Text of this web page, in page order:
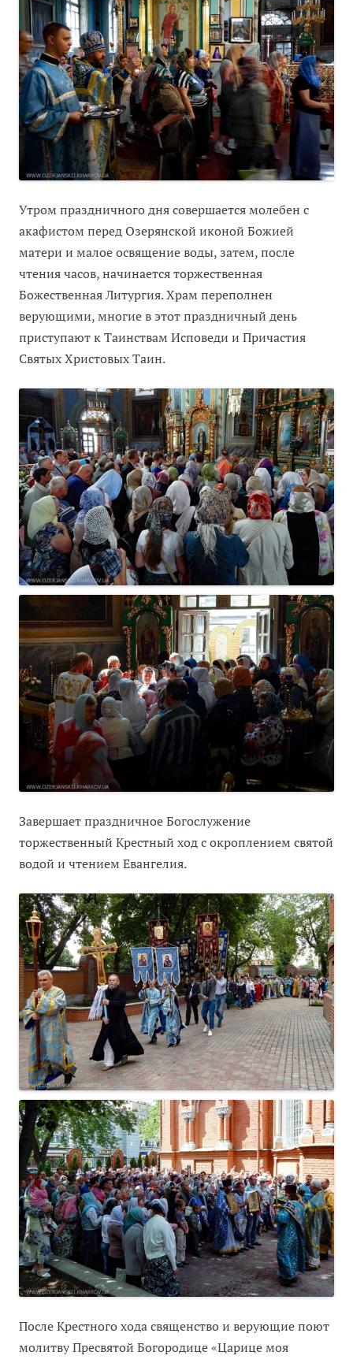
Утром праздничного дня совершается молебен с
акафистом перед Озерянской иконой Божией
матери и малое освящение воды, затем, после
чтения часов, начинается торжественная
Божественная Литургия. Храм переполнен
верующими, многие в этот праздничный день
приступают к Таинствам Исповеди и Причастия
Святых Христовых Таин.
Завершает праздничное Богослужение
торжественный Крестный ход с окроплением святой
водой и чтением Евангелия.
После Крестного хода священство и верующие поют
молитву Пресвятой Богородице «Царице моя